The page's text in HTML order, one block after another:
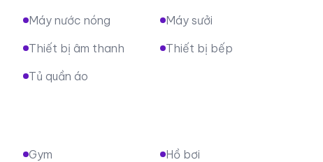
Máy nước nóng
Máy sưởi
Thiết bị âm thanh
Thiết bị bếp
Tủ quần áo
Gym
Hồ bơi